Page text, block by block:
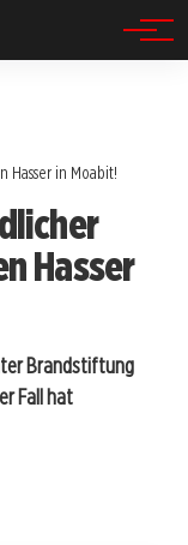
Hasser in Moabit!
Hasser
Brandstiftung
Fall hat